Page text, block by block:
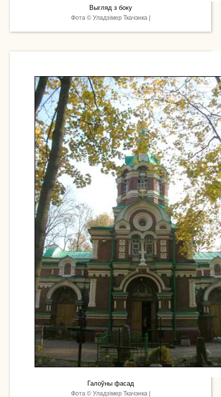
Выгляд з боку
Фота © Уладзімер Ткачэнка |
Галоўны фасад
Фота © Уладзімер Ткачэнка |